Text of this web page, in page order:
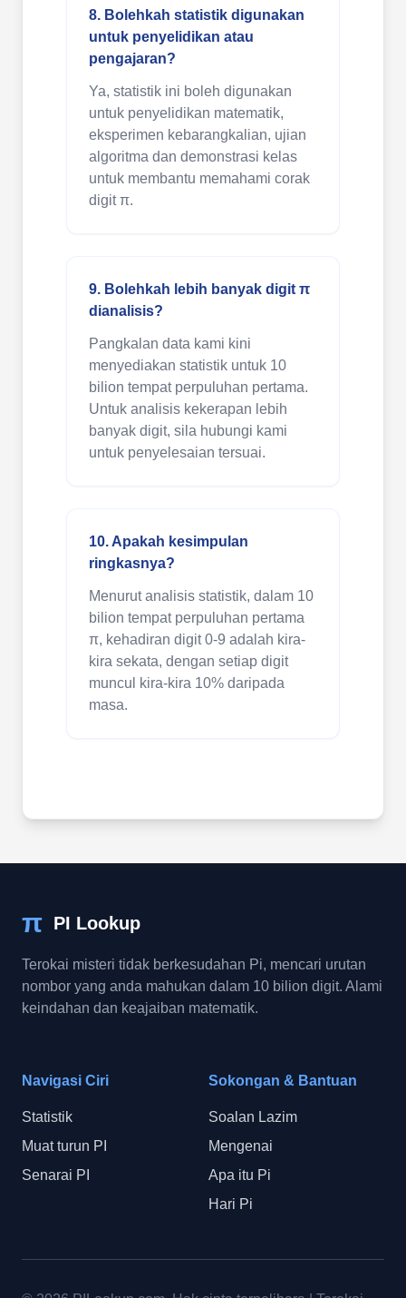
8. Bolehkah statistik digunakan
untuk penyelidikan atau
pengajaran?
Ya, statistik ini boleh digunakan
untuk penyelidikan matematik,
eksperimen kebarangkalian, ujian
algoritma dan demonstrasi kelas
untuk membantu memahami corak
digit π.
9. Bolehkah lebih banyak digit π
dianalisis?
Pangkalan data kami kini
menyediakan statistik untuk 10
bilion tempat perpuluhan pertama.
Untuk analisis kekerapan lebih
banyak digit, sila hubungi kami
untuk penyelesaian tersuai.
10. Apakah kesimpulan
ringkasnya?
Menurut analisis statistik, dalam 10
bilion tempat perpuluhan pertama
π, kehadiran digit 0-9 adalah kira-
kira sekata, dengan setiap digit
muncul kira-kira 10% daripada
masa.
π PI Lookup
Terokai misteri tidak berkesudahan Pi, mencari urutan
nombor yang anda mahukan dalam 10 bilion digit. Alami
keindahan dan keajaiban matematik.
Navigasi Ciri
Statistik
Muat turun PI
Senarai PI
Sokongan & Bantuan
Soalan Lazim
Mengenai
Apa itu Pi
Hari Pi